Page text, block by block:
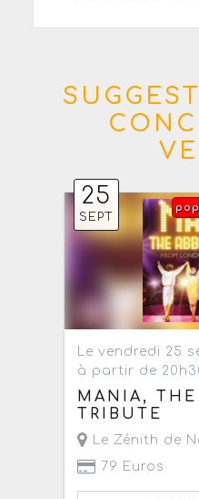
25
SEPT
Le vendredi 25
à partir de
MANIA, THE
TRIBUTE
Le Zénith de
79 Euros